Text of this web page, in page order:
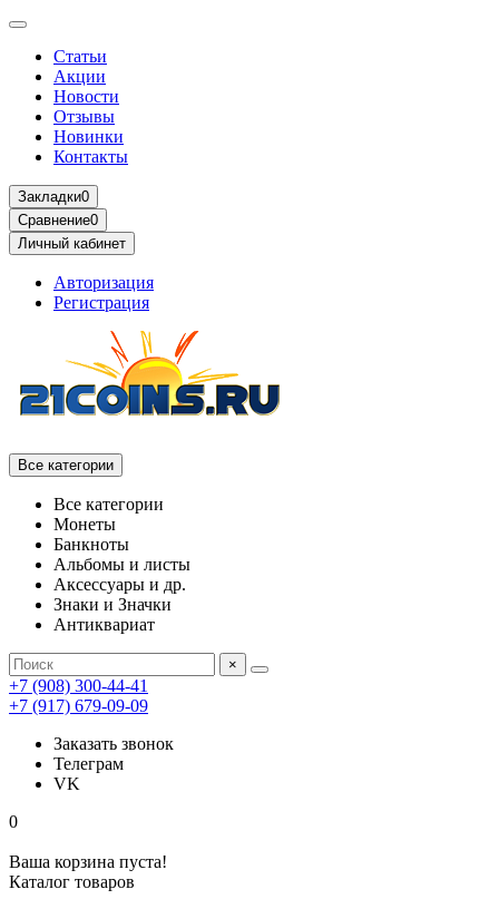
Статьи
Акции
Новости
Отзывы
Новинки
Контакты
Закладки0
Сравнение0
Личный кабинет
Авторизация
Регистрация
Все категории
Все категории
Монеты
Банкноты
Альбомы и листы
Аксессуары и др.
Знаки и Значки
Антиквариат
×
+7 (908) 300-44-41
+7 (917) 679-09-09
Заказать звонок
Телеграм
VK
0
Ваша корзина пуста!
Каталог товаров